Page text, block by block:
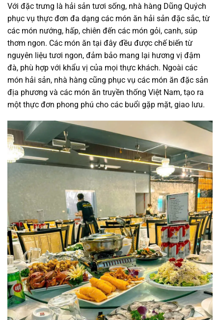
Với đặc trưng là hải sản tươi sống, nhà hàng Dũng Quých
phục vụ thực đơn đa dạng các món ăn hải sản đặc sắc, từ
các món nướng, hấp, chiên đến các món gỏi, canh, súp
thơm ngon. Các món ăn tại đây đều được chế biến từ
nguyên liệu tươi ngon, đảm bảo mang lại hương vị đậm
đà, phù hợp với khẩu vị của mọi thực khách. Ngoài các
món hải sản, nhà hàng cũng phục vụ các món ăn đặc sản
địa phương và các món ăn truyền thống Việt Nam, tạo ra
một thực đơn phong phú cho các buổi gặp mặt, giao lưu.